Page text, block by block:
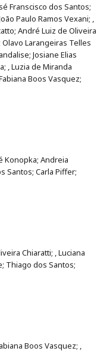
Franscisco dos Santos;
Paulo Ramos Vexani; ,
André Luiz de Oliveira
Larangeiras Telles
Josiane Elias
, Luzia de Miranda
Boos Vasquez;
Konopka; Andreia
Santos; Carla Piffer;
Chiaratti; , Luciana
Thiago dos Santos;
Boos Vasquez; ,